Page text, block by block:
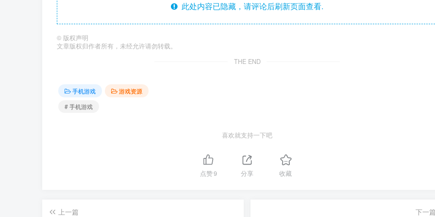
此处内容已隐藏，请评论后刷新页面查看.
© 版权声明
文章版权归作者所有，未经允许请勿转载。
THE END
手机游戏
游戏资源
# 手机游戏
喜欢就支持一下吧
点赞9 分享 收藏
上一篇 下一